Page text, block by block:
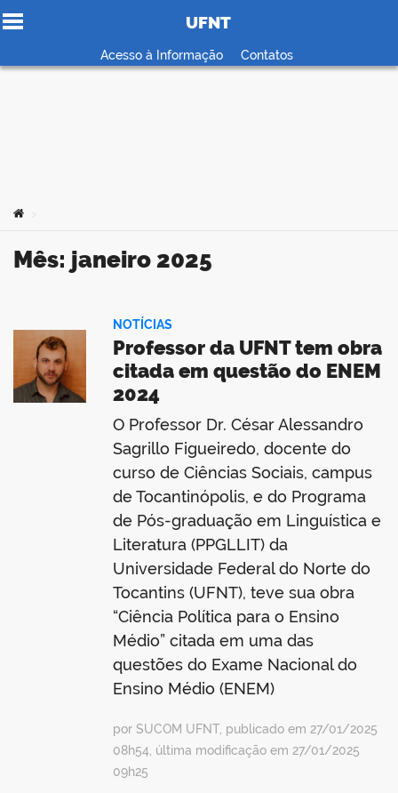
Ir para o conteúdo
UFNT
Acesso à Informação Contatos
Você está aqui:
Mês: janeiro 2025
NOTÍCIAS
Professor da UFNT tem obra
citada em questão do ENEM
2024
O Professor Dr. César Alessandro
Sagrillo Figueiredo, docente do
curso de Ciências Sociais, campus
de Tocantinópolis, e do Programa
de Pós-graduação em Linguística e
Literatura (PPGLLIT) da
Universidade Federal do Norte do
Tocantins (UFNT), teve sua obra
“Ciência Política para o Ensino
Médio” citada em uma das
questões do Exame Nacional do
Ensino Médio (ENEM)
por SUCOM UFNT, publicado em 27/01/2025
08h54, última modificação em 27/01/2025
09h25